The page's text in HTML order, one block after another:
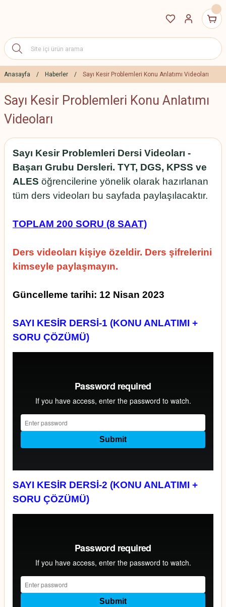
Anasayfa Haberler Sayı Kesir Problemleri Konu Anlatımı Videoları
Sayı Kesir Problemleri Konu Anlatımı
Videoları
Sayı Kesir Problemleri Dersi Videoları -
Başarı Grubu Dersleri. TYT, DGS, KPSS ve
ALES öğrencilerine yönelik olarak hazırlanan
tüm ders videoları bu sayfada paylaşılacaktır.
TOPLAM 200 SORU (8 SAAT)
Ders videoları kişiye özeldir. Ders şifrelerini
kimseyle paylaşmayın.
Güncelleme tarihi: 12 Nisan 2023
SAYI KESİR DERSİ-1 (KONU ANLATIMI +
SORU ÇÖZÜMÜ)
SAYI KESİR DERSİ-2 (KONU ANLATIMI +
SORU ÇÖZÜMÜ)